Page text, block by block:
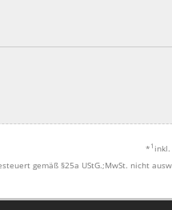
* 1
gemäß §25a UStG.;MwSt. nicht